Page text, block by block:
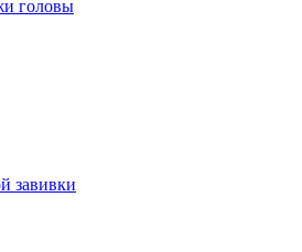
головы
завивки